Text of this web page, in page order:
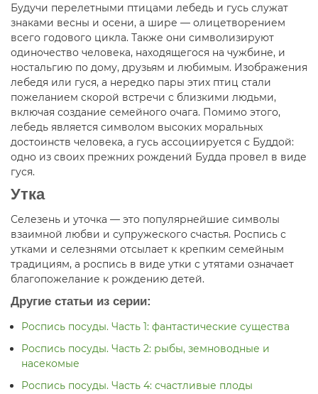
Будучи перелетными птицами лебедь и гусь служат
знаками весны и осени, а шире — олицетворением
всего годового цикла. Также они символизируют
одиночество человека, находящегося на чужбине, и
ностальгию по дому, друзьям и любимым. Изображения
лебедя или гуся, а нередко пары этих птиц стали
пожеланием скорой встречи с близкими людьми,
включая создание семейного очага. Помимо этого,
лебедь является символом высоких моральных
достоинств человека, а гусь ассоциируется с Буддой:
одно из своих прежних рождений Будда провел в виде
гуся.
Утка
Селезень и уточка — это популярнейшие символы
взаимной любви и супружеского счастья. Роспись с
утками и селезнями отсылает к крепким семейным
традициям, а роспись в виде утки с утятами означает
благопожелание к рождению детей.
Другие статьи из серии:
Роспись посуды. Часть 1: фантастические существа
Роспись посуды. Часть 2: рыбы, земноводные и
насекомые
Роспись посуды. Часть 4: счастливые плоды